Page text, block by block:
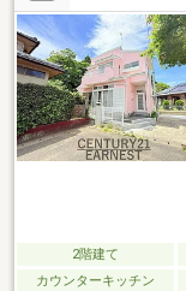
2階建て
カウンターキッチン